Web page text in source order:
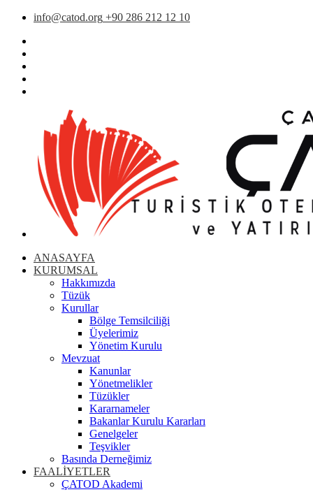
info@catod.org +90 286 212 12 10
ANASAYFA
KURUMSAL
Hakkımızda
Tüzük
Kurullar
Bölge Temsilciliği
Üyelerimiz
Yönetim Kurulu
Mevzuat
Kanunlar
Yönetmelikler
Tüzükler
Kararnameler
Bakanlar Kurulu Kararları
Genelgeler
Teşvikler
Basında Derneğimiz
FAALİYETLER
ÇATOD Akademi